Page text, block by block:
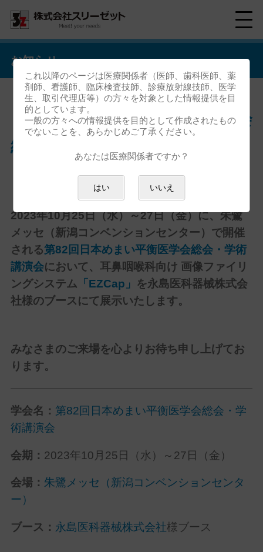
お知らせ
「第82回日本めまい平衡医学会
総会・学術講演会」出展のお知
2023年10月25日（水）～27日（金）に、朱鷺
メッセ（新潟コンベンションセンター）で開催
される第82回日本めまい平衡医学会総会・学術
講演会において、耳鼻咽喉科向け 画像ファイリ
ングシステム 「EZCap」 を永島医科器械株式会
社様のブースにて展示いたします。
みなさまのご来場を心よりお待ち申し上げてお
ります。
学会名： 第82回日本めまい平衡医学会総会・学
術講演会
会期： 2023年10月25日（水）～27日（金）
会場： 朱鷺メッセ（新潟コンベンションセンタ
ー）
ブース： 永島医科器械株式会社様ブース
これ以降のページは医療関係者（医師、歯科医師、薬
剤師、看護師、臨床検査技師、診療放射線技師、医学
生、取引代理店等）の方々を対象とした情報提供を目
的としています。
一般の方々への情報提供を目的として作成されたもの
でないことを、あらかじめご了承ください。
あなたは医療関係者ですか？
はい いいえ